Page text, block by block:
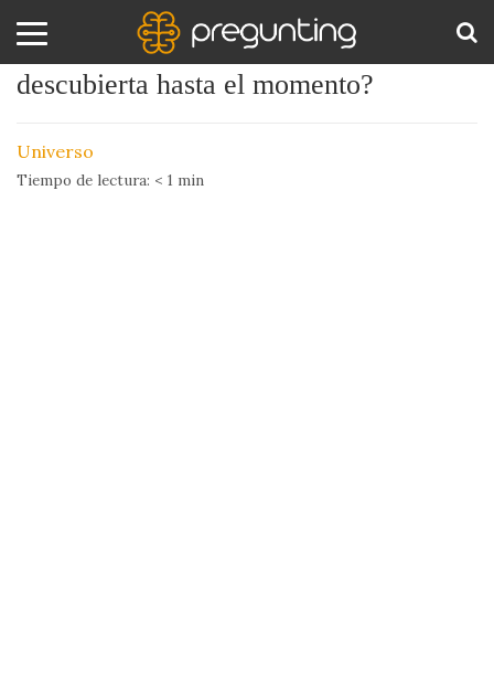
Amor
Sexo
¿Cuál es la estrella más grande
descubierta hasta el momento?
Universo
Tiempo de lectura: < 1 min